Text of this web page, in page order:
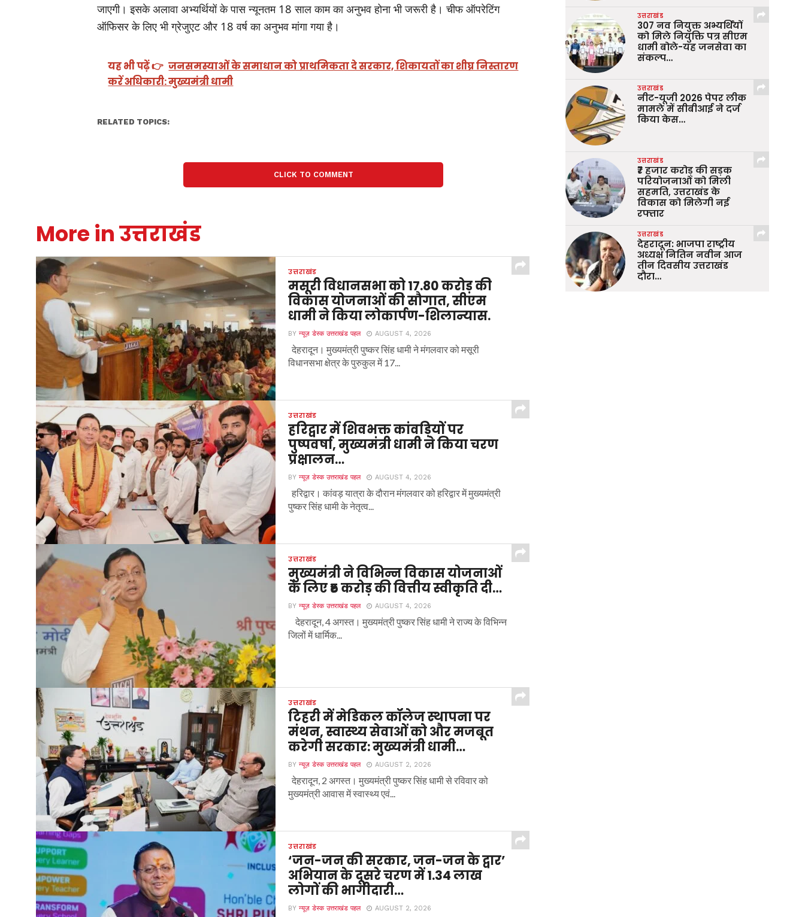
जाएगी। इसके अलावा अभ्यर्थियों के पास न्यूनतम 18 साल काम का अनुभव होना भी जरूरी है। चीफ ऑपरेटिंग
ऑफिसर के लिए भी ग्रेजुएट और 18 वर्ष का अनुभव मांगा गया है।
यह भी पढ़ें 👉 जनसमस्याओं के समाधान को प्राथमिकता दे सरकार, शिकायतों का शीघ्र निस्तारण
करें अधिकारी: मुख्यमंत्री धामी
RELATED TOPICS:
CLICK TO COMMENT
More in उत्तराखंड
उत्तराखंड
मसूरी विधानसभा को 17.80 करोड़ की
विकास योजनाओं की सौगात, सीएम
धामी ने किया लोकार्पण-शिलान्यास.
BYन्यूज़ डेस्क उत्तराखंड पहल AUGUST 4, 2026
देहरादून। मुख्यमंत्री पुष्कर सिंह धामी ने मंगलवार को मसूरी
विधानसभा क्षेत्र के पुरुकुल में 17...
उत्तराखंड
हरिद्वार में शिवभक्त कांवड़ियों पर
पुष्पवर्षा, मुख्यमंत्री धामी ने किया चरण
प्रक्षालन…
BYन्यूज़ डेस्क उत्तराखंड पहल AUGUST 4, 2026
हरिद्वार। कांवड़ यात्रा के दौरान मंगलवार को हरिद्वार में मुख्यमंत्री
पुष्कर सिंह धामी के नेतृत्व...
उत्तराखंड
मुख्यमंत्री ने विभिन्न विकास योजनाओं
के लिए ₹5 करोड़ की वित्तीय स्वीकृति दी…
BYन्यूज़ डेस्क उत्तराखंड पहल AUGUST 4, 2026
देहरादून, 4 अगस्त। मुख्यमंत्री पुष्कर सिंह धामी ने राज्य के विभिन्न
जिलों में धार्मिक...
उत्तराखंड
टिहरी में मेडिकल कॉलेज स्थापना पर
मंथन, स्वास्थ्य सेवाओं को और मजबूत
करेगी सरकार: मुख्यमंत्री धामी…
BYन्यूज़ डेस्क उत्तराखंड पहल AUGUST 2, 2026
देहरादून, 2 अगस्त। मुख्यमंत्री पुष्कर सिंह धामी से रविवार को
मुख्यमंत्री आवास में स्वास्थ्य एवं...
उत्तराखंड
‘जन-जन की सरकार, जन-जन के द्वार’
अभियान के दूसरे चरण में 1.34 लाख
लोगों की भागीदारी…
BYन्यूज़ डेस्क उत्तराखंड पहल AUGUST 2, 2026
उत्तराखंड
307 नव नियुक्त अभ्यर्थियों
को मिले नियुक्ति पत्र सीएम
धामी बोले-यह जनसेवा का
संकल्प…
उत्तराखंड
नीट-यूजी 2026 पेपर लीक
मामले में सीबीआई ने दर्ज
किया केस…
उत्तराखंड
₹7 हजार करोड़ की सड़क
परियोजनाओं को मिली
सहमति, उत्तराखंड के
विकास को मिलेगी नई
रफ्तार
उत्तराखंड
देहरादून: भाजपा राष्ट्रीय
अध्यक्ष नितिन नवीन आज
तीन दिवसीय उत्तराखंड
दौरा…